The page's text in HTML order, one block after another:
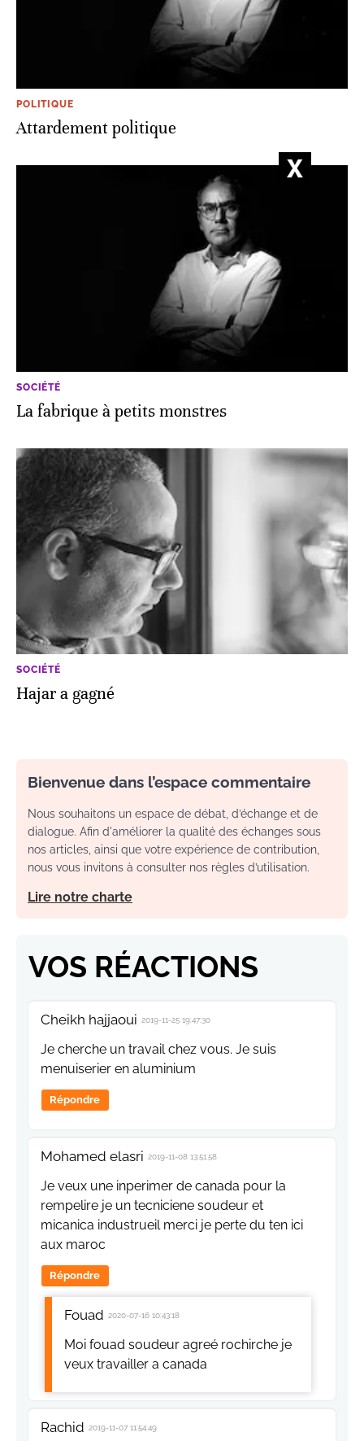
POLITIQUE
Attardement politique
SOCIÉTÉ
La fabrique à petits monstres
SOCIÉTÉ
Hajar a gagné
Bienvenue dans l’espace commentaire
Nous souhaitons un espace de débat, d’échange et de
dialogue. Afin d'améliorer la qualité des échanges sous
nos articles, ainsi que votre expérience de contribution,
nous vous invitons à consulter nos règles d’utilisation.
Lire notre charte
VOS RÉACTIONS
Cheikh hajjaoui 2019-11-25 19:47:30
Je cherche un travail chez vous. Je suis
menuiserier en aluminium
Répondre
Mohamed elasri 2019-11-08 13:51:58
Je veux une inperimer de canada pour la
rempelire je un tecniciene soudeur et
micanica industrueil merci je perte du ten ici
aux maroc
Répondre
Fouad 2020-07-16 10:43:18
Moi fouad soudeur agreé rochirche je
veux travailler a canada
Rachid 2019-11-07 11:54:49